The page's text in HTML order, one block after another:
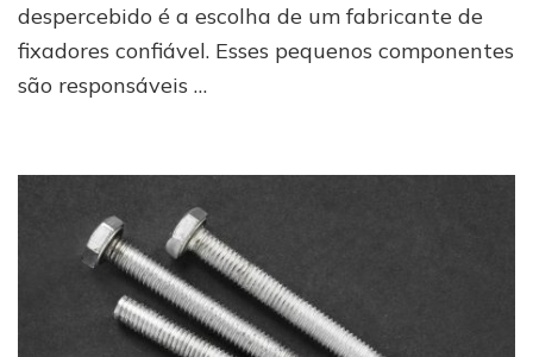
despercebido é a escolha de um fabricante de
fixadores confiável. Esses pequenos componentes
são responsáveis …